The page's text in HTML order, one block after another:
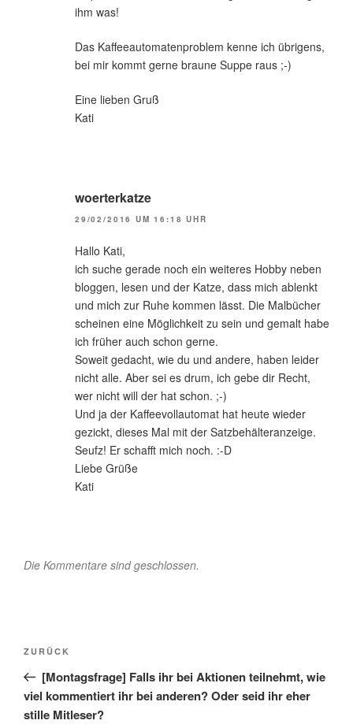
ihm was!
Das Kaffeeautomatenproblem kenne ich übrigens,
bei mir kommt gerne braune Suppe raus ;-)
Eine lieben Gruß
Kati
woerterkatze
29/02/2016 UM 16:18 UHR
Hallo Kati,
ich suche gerade noch ein weiteres Hobby neben
bloggen, lesen und der Katze, dass mich ablenkt
und mich zur Ruhe kommen lässt. Die Malbücher
scheinen eine Möglichkeit zu sein und gemalt habe
ich früher auch schon gerne.
Soweit gedacht, wie du und andere, haben leider
nicht alle. Aber sei es drum, ich gebe dir Recht,
wer nicht will der hat schon. ;-)
Und ja der Kaffeevollautomat hat heute wieder
gezickt, dieses Mal mit der Satzbehälteranzeige.
Seufz! Er schafft mich noch. :-D
Liebe Grüße
Kati
Die Kommentare sind geschlossen.
Beitragsnavigation
Vorheriger
Beitrag
ZURÜCK
[Montagsfrage] Falls ihr bei Aktionen teilnehmt, wie
viel kommentiert ihr bei anderen? Oder seid ihr eher
stille Mitleser?